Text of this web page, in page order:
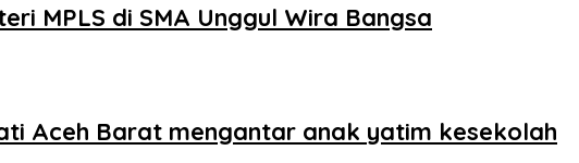
MPLS di SMA Unggul Wira Bangsa
Aceh Barat mengantar anak yatim kesekolah